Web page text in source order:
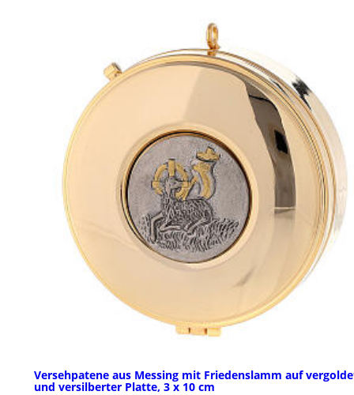
Versehpatene aus Messing mit Friedenslamm auf
und versilberter Platte, 3 x 10 cm